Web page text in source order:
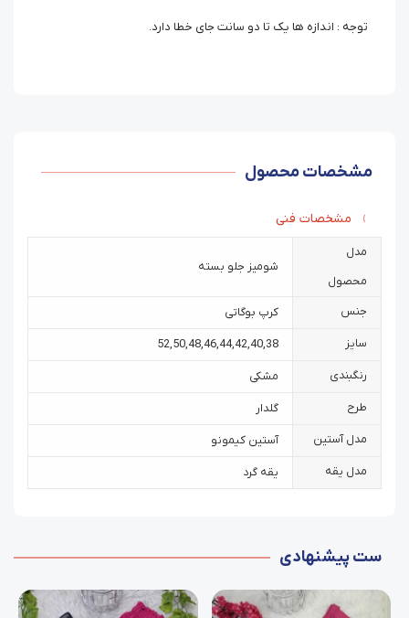
توجه : اندازه ها یک تا دو سانت جای خطا دارد.
مشخصات محصول
مشخصات فنی
مدل
محصول
شومیز جلو بسته
جنس کرپ بوگاتی
سایز 38
,
40
,
42
,
44
,
46
,
48
,
50
,
52
رنگبندی مشکی
طرح گلدار
مدل آستین آستین کیمونو
مدل یقه یقه گرد
ست پیشنهادی